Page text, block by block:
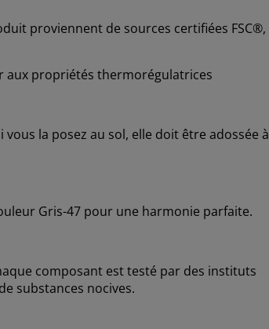
proviennent de sources certifiées FSC®,
aux propriétés thermorégulatrices
la posez au sol, elle doit être adossée à
Gris-47 pour une harmonie parfaite.
composant est testé par des instituts
substances nocives.